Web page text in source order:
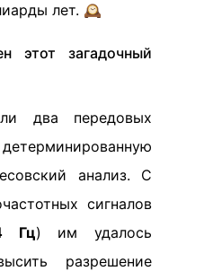
лет. 🕰️
этот загадочный
два передовых
анализ. С
сигналов
Гц) им удалось
разрешение